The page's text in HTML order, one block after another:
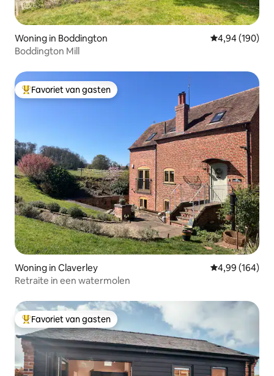
Woning in Boddington Gemiddelde
4,94 (190)
Boddington Mill
Topfavoriet van gasten
Favoriet van gasten
Woning in Claverley Gemiddelde
4,99 (164)
Retraite in een watermolen
Topfavoriet van gasten
Favoriet van gasten